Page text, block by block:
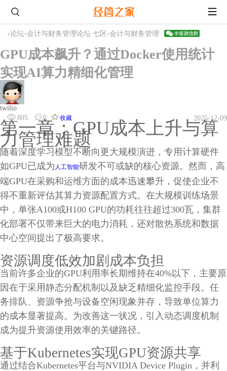
›论坛›会计与财务管理论坛 七区 ›会计与财务管理
GPU成本飙升？通过Docker使用统计
实现AI算力精细化管理
twilio
805
0 收藏 2025-12-09
第一章：GPU成本上升与算
力管理难题
随着深度学习模型不断向更大规模演进，专用计算硬件
如GPU已成为 人工智能研发不可或缺的核心资源。然而，高
端GPU在采购和运维方面的成本迅速攀升，促使企业不
得不重新评估其算力资源配置方式。在大规模训练场景
中，单张A100或H100 GPU的功耗往往超过300瓦，集群
化部署不仅带来巨大的电力消耗，还对散热系统和数据
中心空间提出了极高要求。
资源调度低效加剧成本负担
当前许多企业的GPU利用率长期维持在40%以下，主要原
因在于采用静态分配机制以及缺乏精细化监控手段。任
务排队、资源争抢与设备空闲现象并存，导致单位算力
的成本显著提高。为改善这一状况，引入动态调度机制
成为提升资源使用效率的关键路径。
基于Kubernetes实现GPU资源共享
通过结合Kubernetes平台与NVIDIA Device Plugin，并利